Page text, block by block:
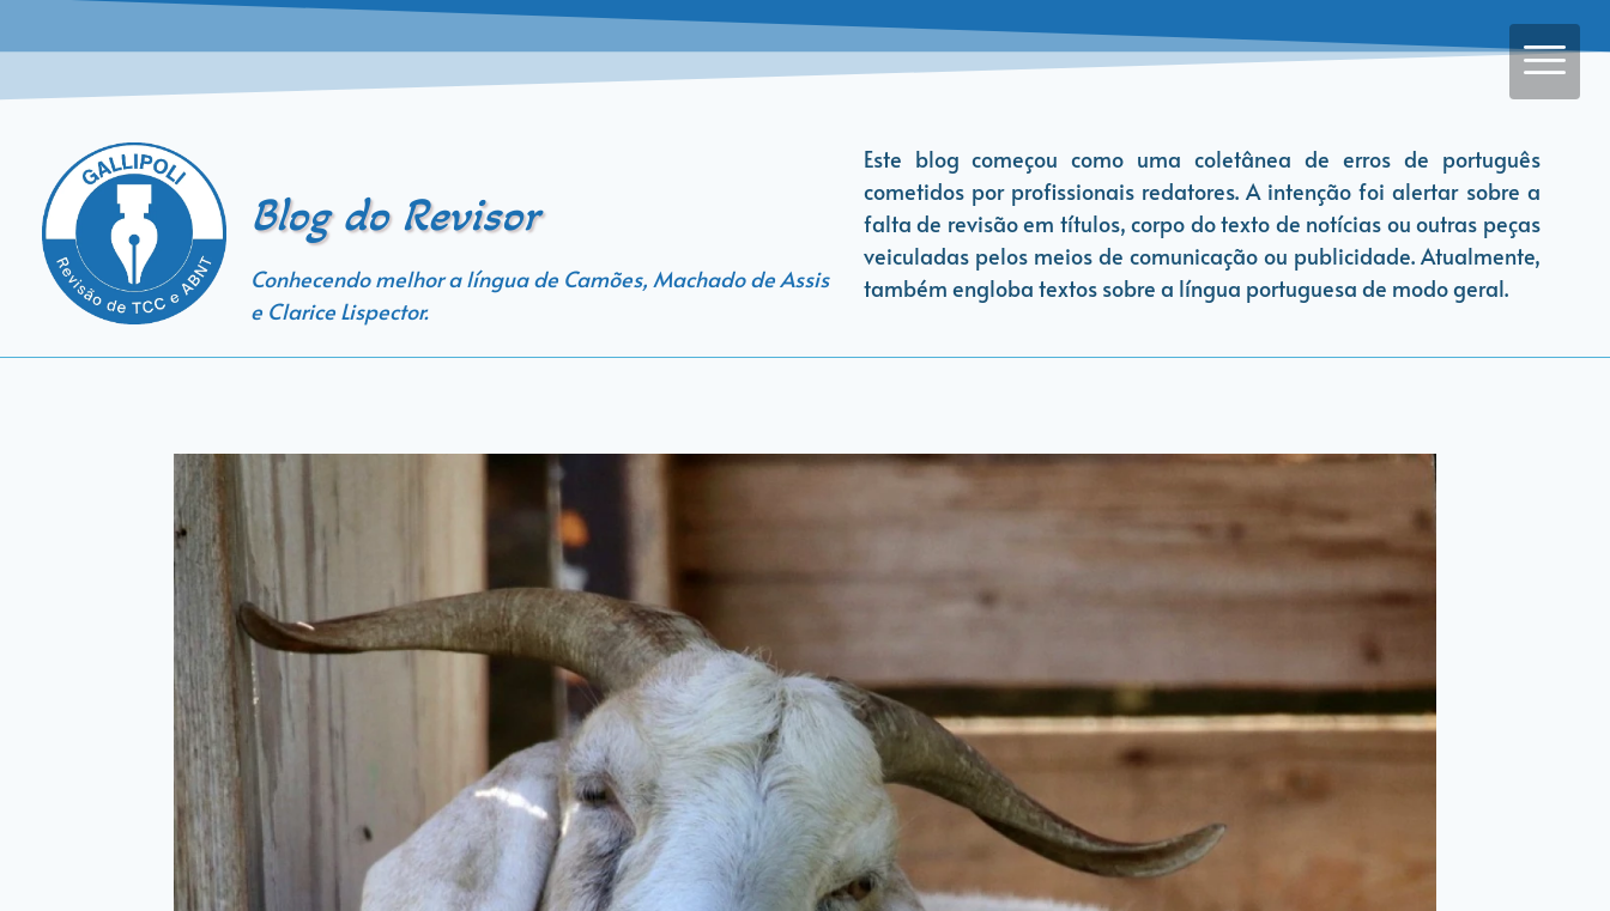
Blog do Revisor
Conhecendo melhor a língua de Camões, Machado de Assis
e Clarice Lispector.
Este blog começou como uma coletânea de erros de português
cometidos por profissionais redatores. A intenção foi alertar sobre a
falta de revisão em títulos, corpo do texto de notícias ou outras peças
veiculadas pelos meios de comunicação ou publicidade. Atualmente,
também engloba textos sobre a língua portuguesa de modo geral.